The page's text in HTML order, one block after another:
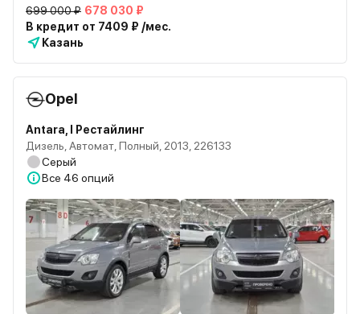
699 000 ₽ 678 030 ₽
В кредит от 7409 ₽ /мес.
Казань
Opel
Antara, I Рестайлинг
Дизель, Автомат, Полный, 2013, 226133
Серый
Все 46 опций